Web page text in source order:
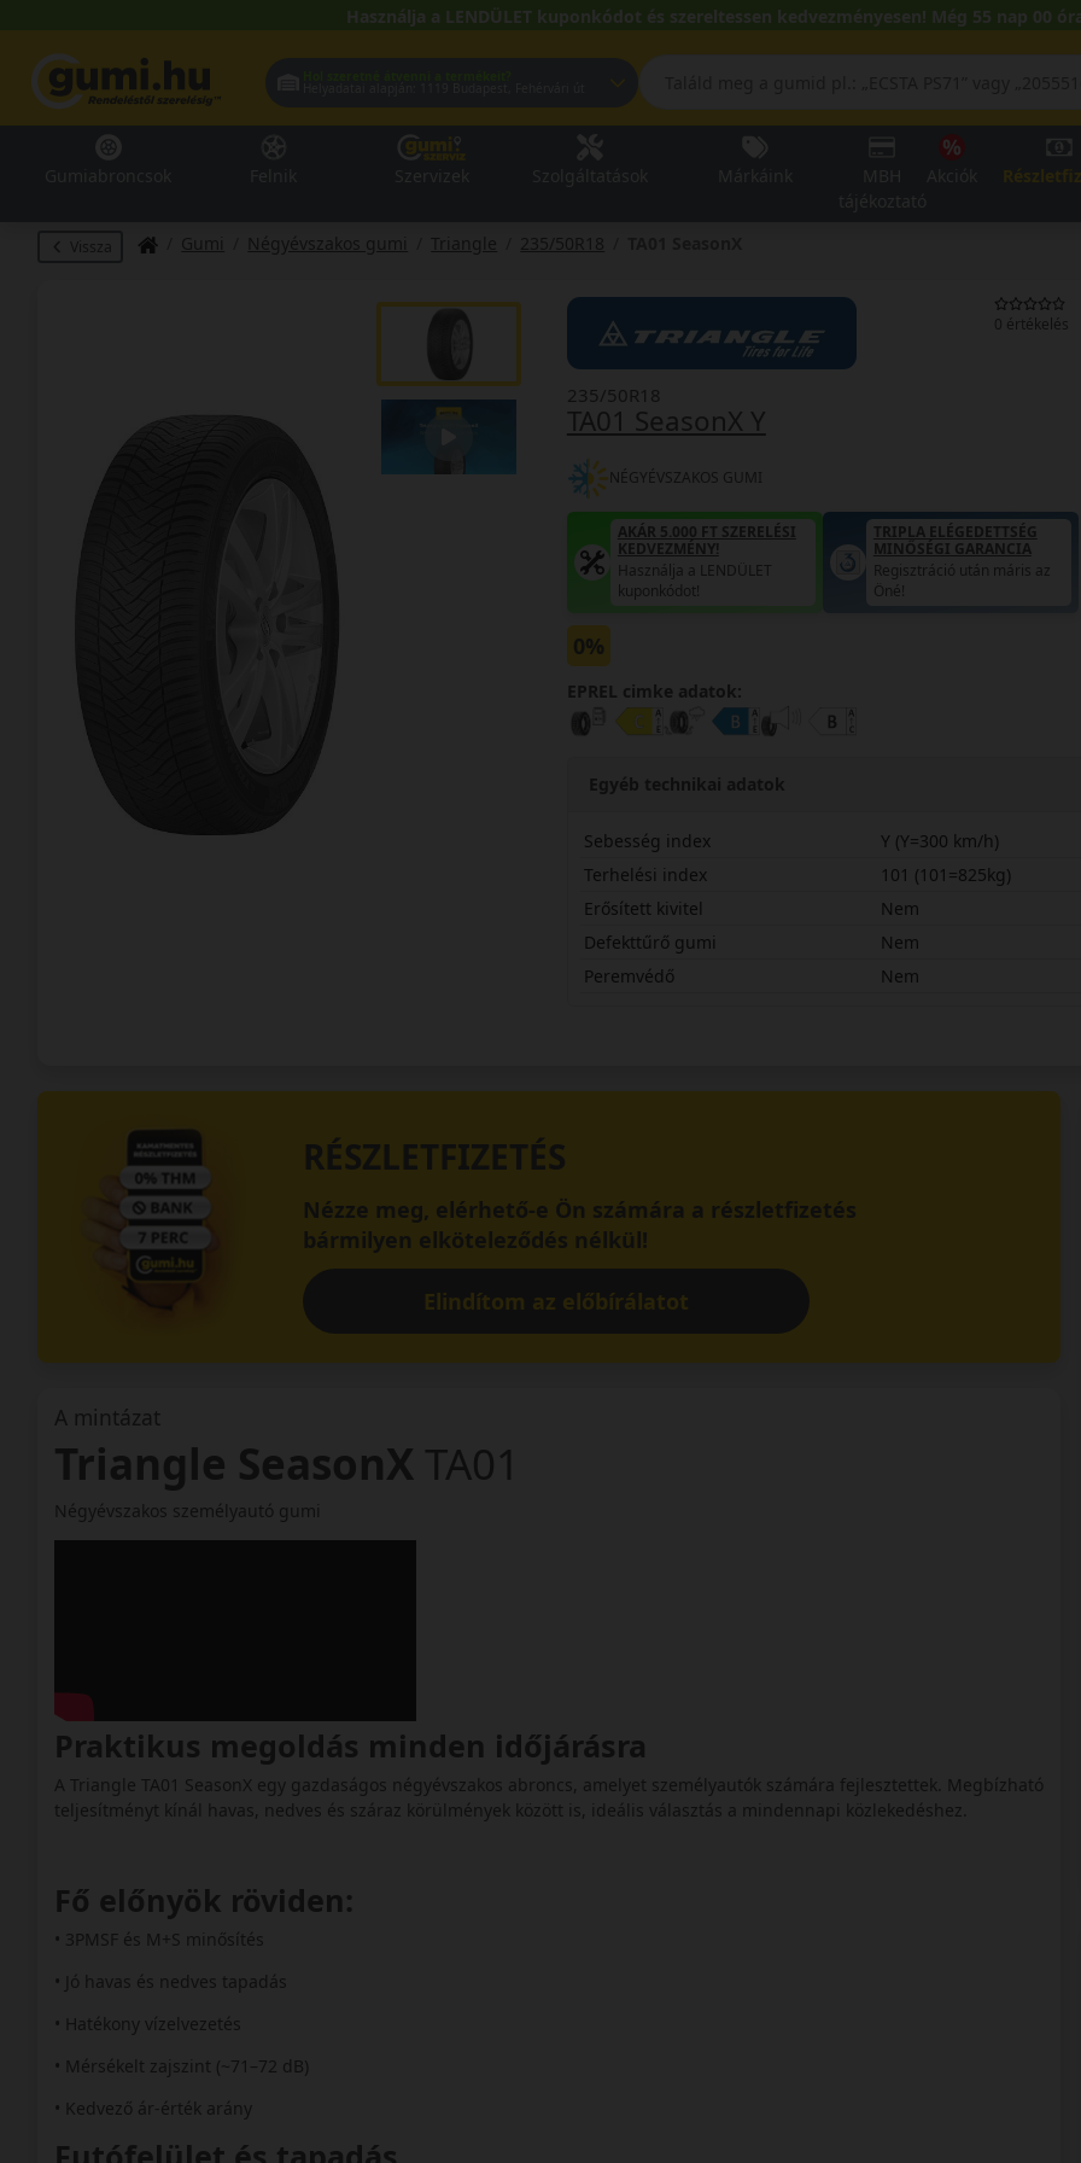
Használja a LENDÜLET kuponkódot és szereltessen kedvezményesen! Még 55 nap 00
Vissza Gumi Négyévszakos gumi Triangle 235/50R18
0 értékelés
TA01 SeasonX Y
235/50R18
NÉGYÉVSZAKOS GUMI
AKÁR 5.000 FT SZERELÉSI
KEDVEZMÉNY!
Használja a LENDÜLET
kuponkódot!
TRIPLA ELÉGEDETTSÉG
MINŐSÉGI GARANCIA
Regisztráció után máris az
Öné!
0%
EPREL cimke adatok:
Egyéb technikai adatok
Sebesség index
Y (Y=300 km/h)
Terhelési index
101 (101=825kg)
Erősített kivitel
Nem
Defekttűrő gumi
Nem
Peremvédő
Nem
RÉSZLETFIZETÉS
Nézze meg, elérhető-e Ön számára a részletfizetés
bármilyen elköteleződés nélkül!
Elindítom az előbírálatot
A mintázat
Triangle SeasonX TA01
Négyévszakos személyautó gumi
Praktikus megoldás minden időjárásra
A Triangle TA01 SeasonX egy gazdaságos négyévszakos abroncs, amelyet személyautók számára fejlesztettek. Megbízható
teljesítményt kínál havas, nedves és száraz körülmények között is, ideális választás a mindennapi közlekedéshez.
Fő előnyök röviden:
• 3PMSF és M+S minősítés
• Jó havas és nedves tapadás
• Hatékony vízelvezetés
• Mérsékelt zajszint (~71–72 dB)
• Kedvező ár‑érték arány